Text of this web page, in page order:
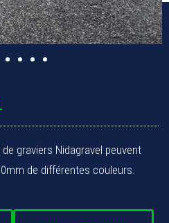
graviers Nidagravel peuvent
de différentes couleurs.